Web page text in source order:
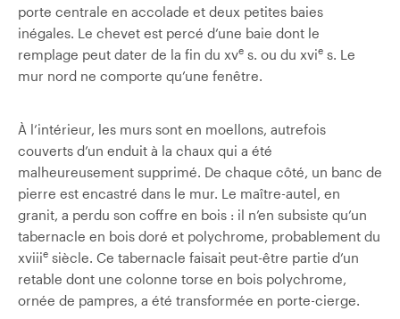
porte centrale en accolade et deux petites baies
inégales. Le chevet est percé d’une baie dont le
remplage peut dater de la fin du xve s. ou du xvie s. Le
mur nord ne comporte qu’une fenêtre.
À l’intérieur, les murs sont en moellons, autrefois
couverts d’un enduit à la chaux qui a été
malheureusement supprimé. De chaque côté, un banc de
pierre est encastré dans le mur. Le maître-autel, en
granit, a perdu son coffre en bois : il n’en subsiste qu’un
tabernacle en bois doré et polychrome, probablement du
xviiie siècle. Ce tabernacle faisait peut-être partie d’un
retable dont une colonne torse en bois polychrome,
ornée de pampres, a été transformée en porte-cierge.